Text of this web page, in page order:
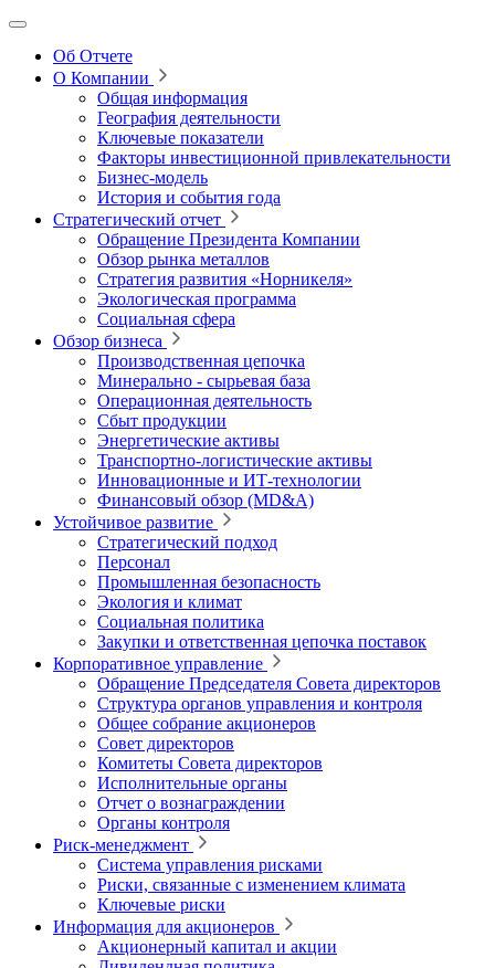
Об Отчете
О Компании
Общая информация
География деятельности
Ключевые показатели
Факторы инвестиционной привлекательности
Бизнес-модель
История и события года
Стратегический отчет
Обращение Президента Компании
Обзор рынка металлов
Стратегия развития «Норникеля»
Экологическая программа
Социальная сфера
Обзор бизнеса
Производственная цепочка
Минерально ‑ сырьевая база
Операционная деятельность
Сбыт продукции
Энергетические активы
Транспортно-логистические активы
Инновационные и ИТ‑технологии
Финансовый обзор (MD&A)
Устойчивое развитие
Стратегический подход
Персонал
Промышленная безопасность
Экология и климат
Социальная политика
Закупки и ответственная цепочка поставок
Корпоративное управление
Обращение Председателя Совета директоров
Структура органов управления и контроля
Общее собрание акционеров
Совет директоров
Комитеты Совета директоров
Исполнительные органы
Отчет о вознаграждении
Органы контроля
Риск-менеджмент
Система управления рисками
Риски, связанные с изменением климата
Ключевые риски
Информация для акционеров
Акционерный капитал и акции